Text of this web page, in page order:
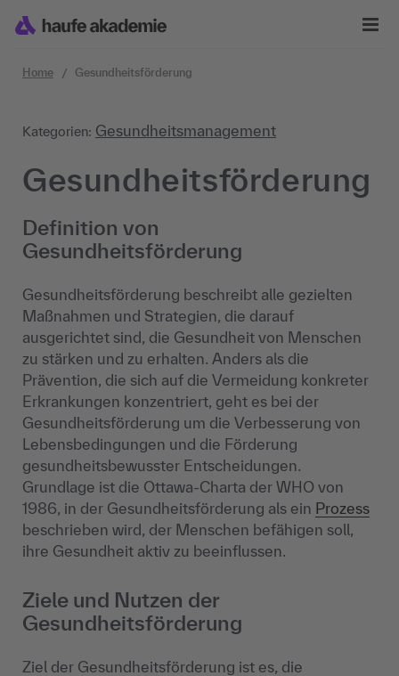
Home Gesundheitsförderung
Kategorien: Gesundheitsmanagement
Gesundheitsförderung
Definition von
Gesundheitsförderung
Gesundheitsförderung beschreibt alle gezielten
Maßnahmen und Strategien, die darauf
ausgerichtet sind, die Gesundheit von Menschen
zu stärken und zu erhalten. Anders als die
Prävention, die sich auf die Vermeidung konkreter
Erkrankungen konzentriert, geht es bei der
Gesundheitsförderung um die Verbesserung von
Lebensbedingungen und die Förderung
gesundheitsbewusster Entscheidungen.
Grundlage ist die Ottawa-Charta der WHO von
1986, in der Gesundheitsförderung als ein Prozess
beschrieben wird, der Menschen befähigen soll,
ihre Gesundheit aktiv zu beeinflussen.
Ziele und Nutzen der
Gesundheitsförderung
Ziel der Gesundheitsförderung ist es, die